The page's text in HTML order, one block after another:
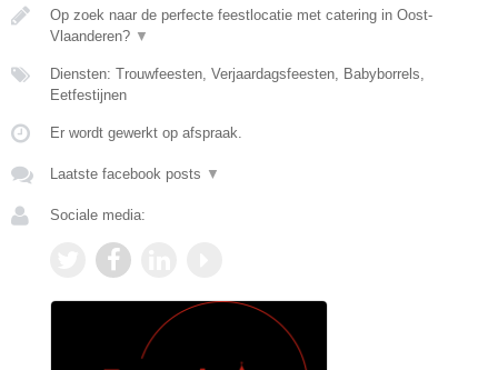
Op zoek naar de perfecte feestlocatie met catering in Oost-
Vlaanderen? ▼
Diensten: Trouwfeesten, Verjaardagsfeesten, Babyborrels,
Eetfestijnen
Er wordt gewerkt op afspraak.
Laatste facebook posts ▼
Sociale media: